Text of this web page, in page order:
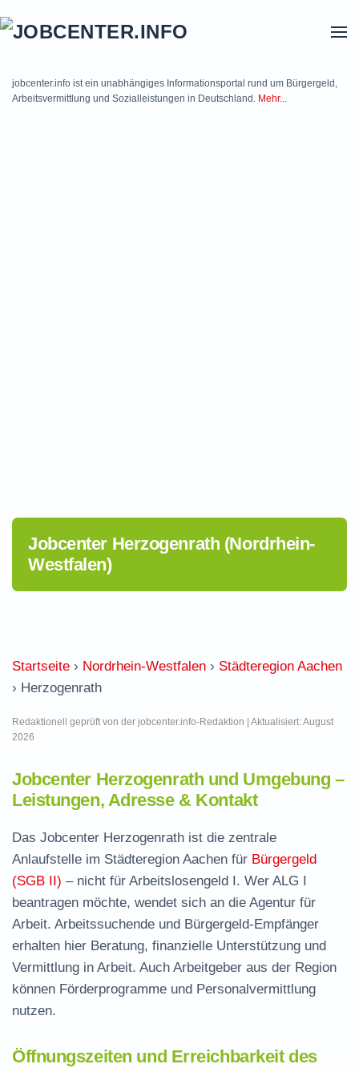
jobcenter.info ist ein unabhängiges Informationsportal rund um Bürgergeld,
Arbeitsvermittlung und Sozialleistungen in Deutschland. Mehr...
Jobcenter Herzogenrath (Nordrhein-
Westfalen)
Startseite › Nordrhein-Westfalen › Städteregion Aachen
› Herzogenrath
Redaktionell geprüft von der jobcenter.info-Redaktion | Aktualisiert: August
2026
Jobcenter Herzogenrath und Umgebung –
Leistungen, Adresse & Kontakt
Das Jobcenter Herzogenrath ist die zentrale
Anlaufstelle im Städteregion Aachen für Bürgergeld
(SGB II) – nicht für Arbeitslosengeld I. Wer ALG I
beantragen möchte, wendet sich an die Agentur für
Arbeit. Arbeitssuchende und Bürgergeld-Empfänger
erhalten hier Beratung, finanzielle Unterstützung und
Vermittlung in Arbeit. Auch Arbeitgeber aus der Region
können Förderprogramme und Personalvermittlung
nutzen.
Öffnungszeiten und Erreichbarkeit des